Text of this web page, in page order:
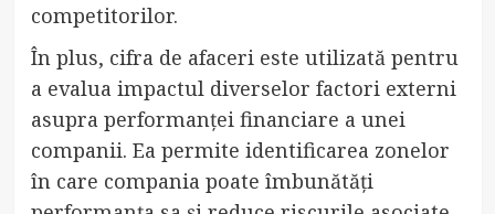
competitorilor.
În plus, cifra de afaceri este utilizată pentru
a evalua impactul diverselor factori externi
asupra performanței financiare a unei
companii. Ea permite identificarea zonelor
în care compania poate îmbunătăți